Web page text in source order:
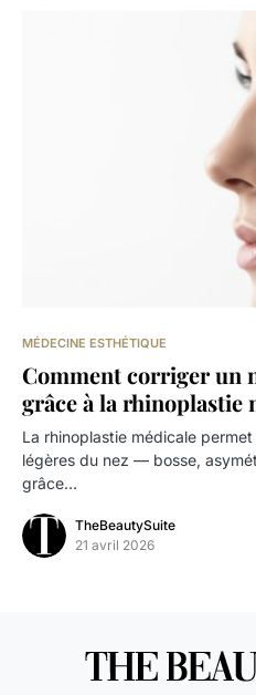
MÉDECINE ESTHÉTIQUE
Comment corriger un
grâce à la rhinoplastie
La rhinoplastie médicale
légères du nez — bosse,
grâce…
TheBeautySuite
21 avril 2026